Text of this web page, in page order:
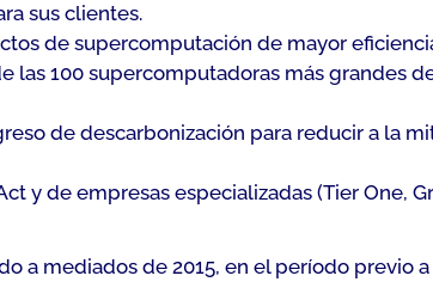
sus clientes.
de supercomputación de mayor
las 100 supercomputadoras más grandes
de descarbonización para reducir a la
y de empresas especializadas (Tier One,
a mediados de 2015, en el período previo